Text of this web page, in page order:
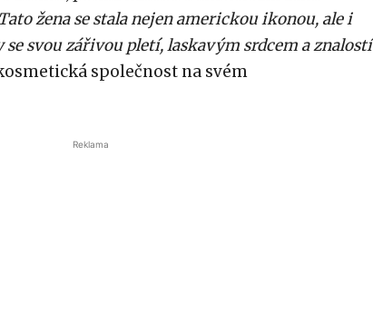
žena se stala nejen americkou ikonou, ale i
svou zářivou pletí, laskavým srdcem a znalostí
společnost na svém
Reklama